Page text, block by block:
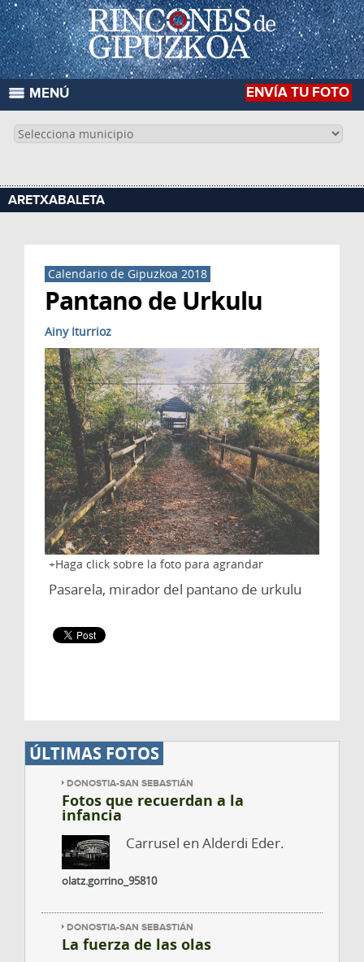
ENVÍA TU FOTO
MENÚ
ARETXABALETA
Calendario de Gipuzkoa 2018
Pantano de Urkulu
Haga click sobre la foto para agrandar
Ainy Iturrioz
Pasarela, mirador del pantano de urkulu
ÚLTIMAS FOTOS
DONOSTIA-SAN SEBASTIÁN
Fotos que recuerdan a la
infancia
Carrusel en Alderdi Eder.
olatz.gorrino_95810
DONOSTIA-SAN SEBASTIÁN
La fuerza de las olas